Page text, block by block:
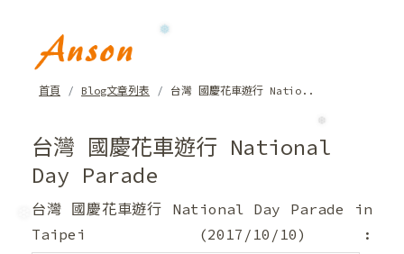
首頁 Blog文章列表 台灣 國慶花車遊行 Natio..
台灣 國慶花車遊行 National
Day Parade
台灣 國慶花車遊行 National Day Parade in
Taipei (2017/10/10) :